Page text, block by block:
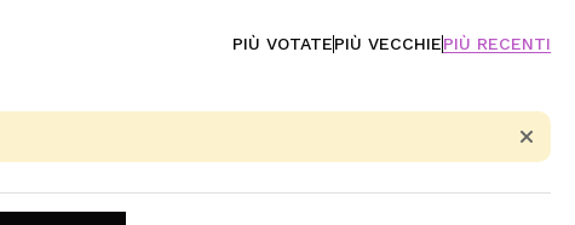
PIÙ VOTATEPIÙ VECCHIEPIÙ RECENTI